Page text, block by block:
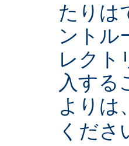
たりは
ントル
レクト
入する
よりは、
くださ